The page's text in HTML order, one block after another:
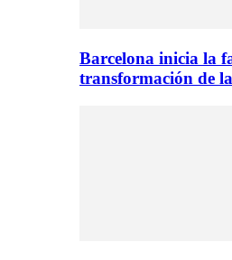
Barcelona inicia la
transformación de